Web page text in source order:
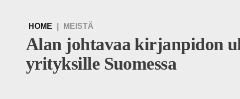
HOME MEISTÄ
Alan johtavaa kirjanpidon
yrityksille Suomessa